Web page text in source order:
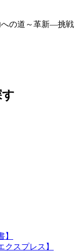
への道～革新―挑戦
スプレス】